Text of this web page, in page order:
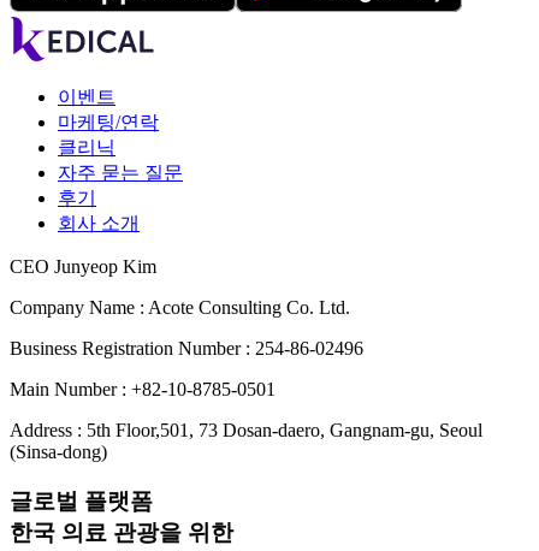
이벤트
마케팅/연락
클리닉
자주 묻는 질문
후기
회사 소개
CEO Junyeop Kim
Company Name : Acote Consulting Co. Ltd.
Business Registration Number : 254-86-02496
Main Number : +82-10-8785-0501
Address : 5th Floor,501, 73 Dosan-daero, Gangnam-gu, Seoul
(Sinsa-dong)
글로벌 플랫폼
한국 의료 관광을 위한